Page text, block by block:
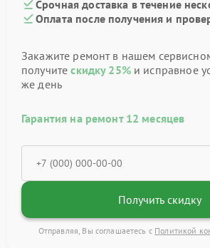
Срочная доставка в течение
Оплата после получения и
Закажите ремонт в нашем
получитескидку 25%и исправное
же день
Гарантия на ремонт 12 месяцев
Получить скидку
Отправляя, Вы соглашаетесь с Политикой